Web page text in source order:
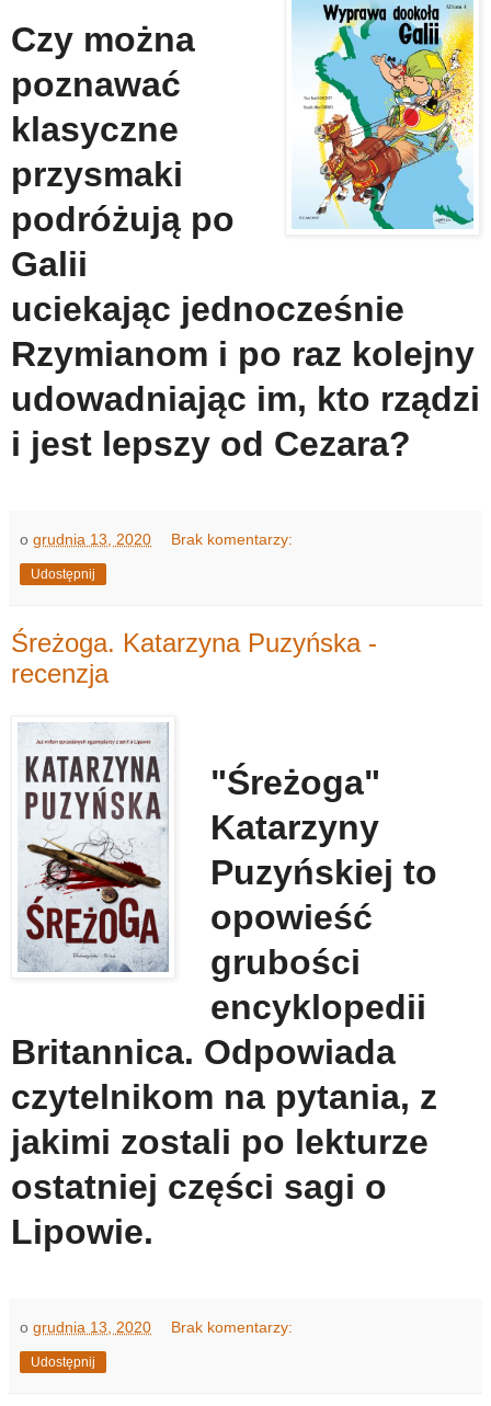
Czy można
poznawać
klasyczne
przysmaki
podróżują po
Galii
uciekając jednocześnie
Rzymianom i po raz kolejny
udowadniając im, kto rządzi
i jest lepszy od Cezara?
o grudnia 13, 2020 Brak komentarzy:
Udostępnij
Śreżoga. Katarzyna Puzyńska -
recenzja
"Śreżoga"
Katarzyny
Puzyńskiej to
opowieść
grubości
encyklopedii
Britannica. Odpowiada
czytelnikom na pytania, z
jakimi zostali po lekturze
ostatniej części sagi o
Lipowie.
o grudnia 13, 2020 Brak komentarzy:
Udostępnij